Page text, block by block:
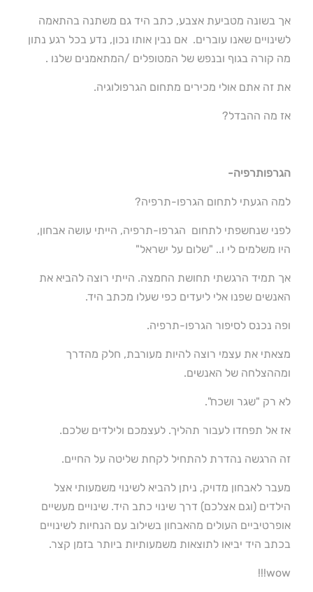
אך בשונה מטביעת אצבע, כתב היד גם משתנה בהתאמה
לשינויים שאנו עוברים. אם נבין אותו נכון, נדע בכל רגע נתון
מה קורה בגוף ובנפש של המטופלים /המתאמנים שלנו .
את זה אתם אולי מכירים מתחום הגרפולוגיה.
אז מה ההבדל?
הגרפותרפיה-
למה הגעתי לתחום הגרפו-תרפיה?
לפני שנחשפתי לתחום הגרפו-תרפיה, הייתי עושה אבחון,
היו משלמים לי ו.. "שלום על ישראל"
אך תמיד הרגשתי תחושת החמצה. הייתי רוצה להביא את
האנשים שפנו אלי ליעדים כפי שעלו מכתב היד.
ופה נכנס לסיפור הגרפו-תרפיה.
מצאתי את עצמי רוצה להיות מעורבת, חלק מהדרך
ומההצלחה של האנשים.
לא רק "שגר ושכח".
אז אל תפחדו לעבור תהליך. לעצמכם ולילדים שלכם.
זה הרגשה נהדרת להתחיל לקחת שליטה על החיים.
מעבר לאבחון מדויק, ניתן להביא לשינוי משמעותי אצל
הילדים (וגם אצלכם) דרך שינוי כתב היד. שינויים מעשיים
אופרטיביים העולים מהאבחון בשילוב עם הנחיות לשינויים
בכתב היד יביאו לתוצאות משמעותיות ביותר בזמן קצר.
wow!!!